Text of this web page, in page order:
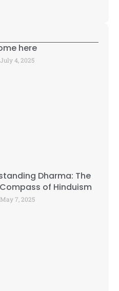
here
July 4, 2025
Dharma: The
of Hinduism
May 7, 2025